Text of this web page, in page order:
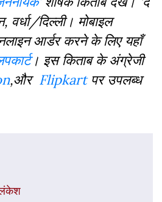
, वर्धा/दिल्‍ली। मोबाइल
आर्डर करने के लिए यहाँ
। इस किताब के अंग्रेजी
,और Flipkart पर उपलब्ध
लंकेश